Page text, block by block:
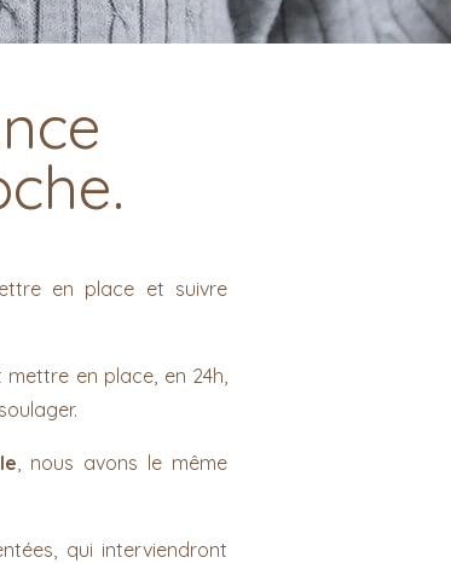
en place et suivre
en place, en 24h,
, nous avons le même
qui interviendront